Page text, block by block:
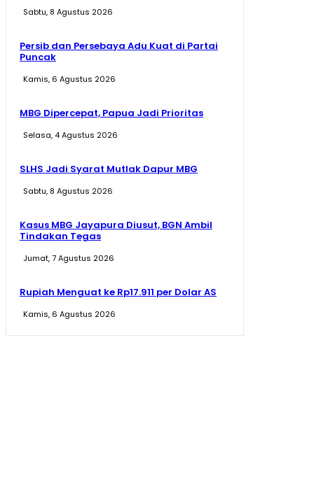
Sabtu, 8 Agustus 2026
Persib dan Persebaya Adu Kuat di Partai
Puncak
Kamis, 6 Agustus 2026
MBG Dipercepat, Papua Jadi Prioritas
Selasa, 4 Agustus 2026
SLHS Jadi Syarat Mutlak Dapur MBG
Sabtu, 8 Agustus 2026
Kasus MBG Jayapura Diusut, BGN Ambil
Tindakan Tegas
Jumat, 7 Agustus 2026
Rupiah Menguat ke Rp17.911 per Dolar AS
Kamis, 6 Agustus 2026